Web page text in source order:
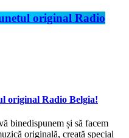
original Radio
original Radio Belgia!
binedispunem și să facem
originală, creată special